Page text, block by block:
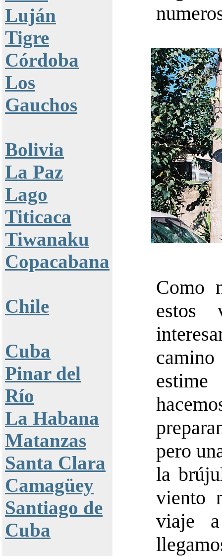
Luján
Tigre
Córdoba
Los
Gauchos
Bolivia
La Paz
Lago
Titicaca
Tiwanaku
Copacabana
Chile
Cuba
Pinar del
Río
La Habana
Matanzas
Santa Clara
Camagüey
Santiago de
Cuba
Como
estos
pero
la
viento
viaje